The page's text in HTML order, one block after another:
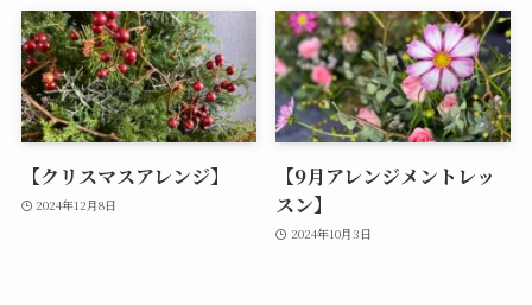
【クリスマスアレンジ】
2024年12月8日
【9月アレンジメントレッ
スン】
2024年10月3日